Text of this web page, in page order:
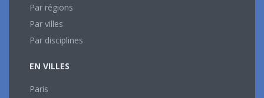
Par régions
Par villes
Par disciplines
EN VILLES
Paris